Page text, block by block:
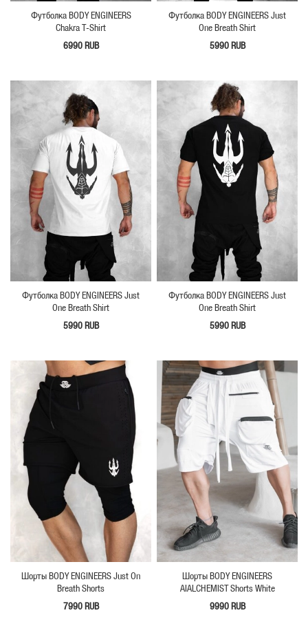
Футболка BODY ENGINEERS
Chakra T-Shirt
6990 RUB
Футболка BODY ENGINEERS Just
One Breath Shirt
5990 RUB
Футболка BODY ENGINEERS Just
One Breath Shirt
5990 RUB
Футболка BODY ENGINEERS Just
One Breath Shirt
5990 RUB
Шорты BODY ENGINEERS Just On
Breath Shorts
7990 RUB
Шорты BODY ENGINEERS
AIALCHEMIST Shorts White
9990 RUB